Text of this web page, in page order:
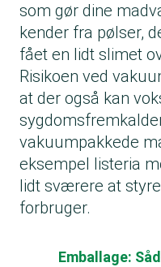
som gør dine
kender fra pølser,
fået en lidt slimet
Risikoen ved
at der også kan
vakuumpakkede
eksempel listeria
lidt sværere at
forbruger.
Emballage: